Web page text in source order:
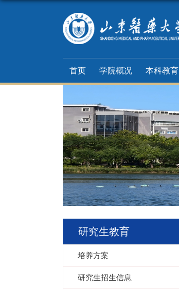
首页 学院概况 本科教育
研究生教育
培养方案
研究生招生信息